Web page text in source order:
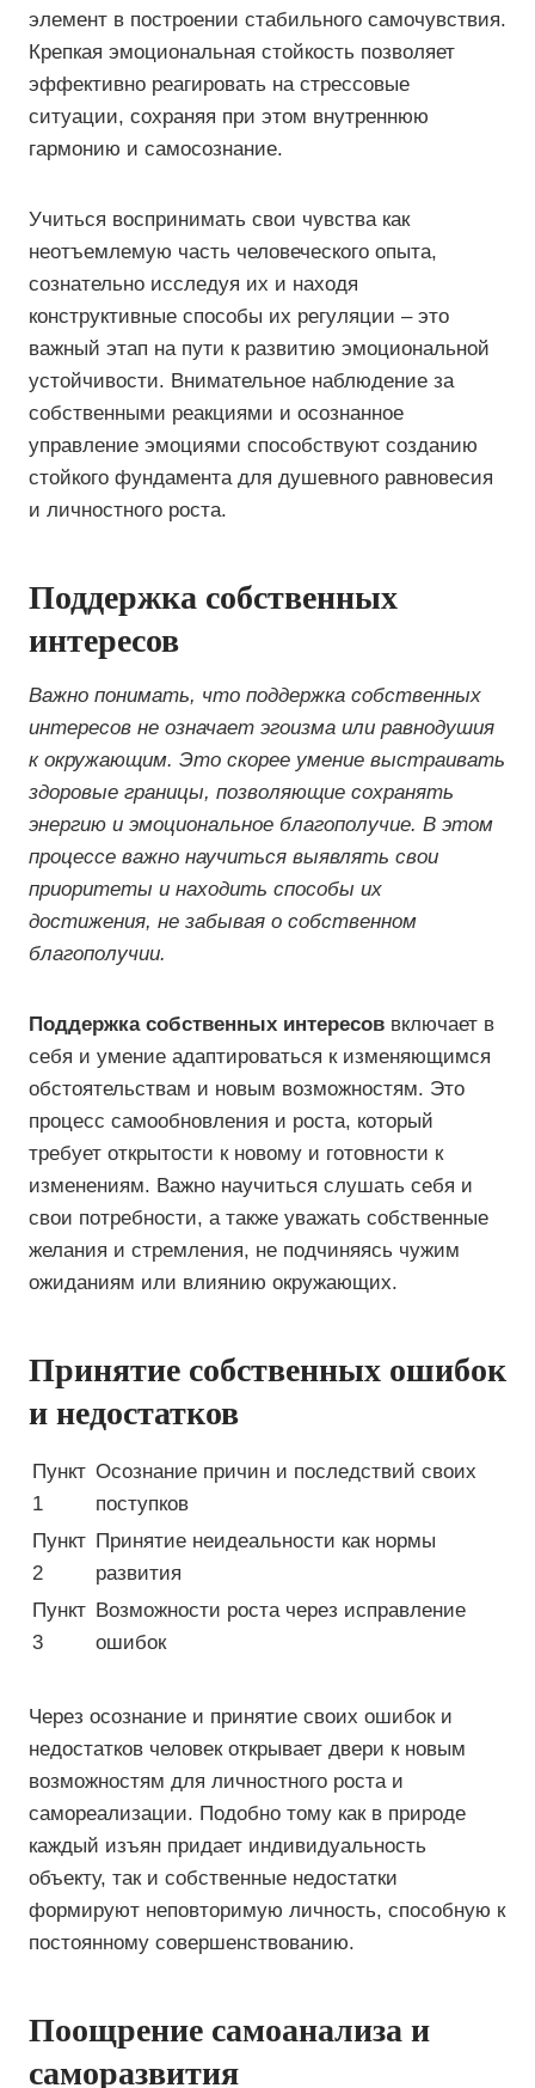
элемент в построении стабильного самочувствия.
Крепкая эмоциональная стойкость позволяет
эффективно реагировать на стрессовые
ситуации, сохраняя при этом внутреннюю
гармонию и самосознание.
Учиться воспринимать свои чувства как
неотъемлемую часть человеческого опыта,
сознательно исследуя их и находя
конструктивные способы их регуляции – это
важный этап на пути к развитию эмоциональной
устойчивости. Внимательное наблюдение за
собственными реакциями и осознанное
управление эмоциями способствуют созданию
стойкого фундамента для душевного равновесия
и личностного роста.
Поддержка собственных
интересов
Важно понимать, что поддержка собственных
интересов не означает эгоизма или равнодушия
к окружающим. Это скорее умение выстраивать
здоровые границы, позволяющие сохранять
энергию и эмоциональное благополучие. В этом
процессе важно научиться выявлять свои
приоритеты и находить способы их
достижения, не забывая о собственном
благополучии.
Поддержка собственных интересов включает в
себя и умение адаптироваться к изменяющимся
обстоятельствам и новым возможностям. Это
процесс самообновления и роста, который
требует открытости к новому и готовности к
изменениям. Важно научиться слушать себя и
свои потребности, а также уважать собственные
желания и стремления, не подчиняясь чужим
ожиданиям или влиянию окружающих.
Принятие собственных ошибок
и недостатков
Пункт
1
Осознание причин и последствий своих
поступков
Пункт
2
Принятие неидеальности как нормы
развития
Пункт
3
Возможности роста через исправление
ошибок
Через осознание и принятие своих ошибок и
недостатков человек открывает двери к новым
возможностям для личностного роста и
самореализации. Подобно тому как в природе
каждый изъян придает индивидуальность
объекту, так и собственные недостатки
формируют неповторимую личность, способную к
постоянному совершенствованию.
Поощрение самоанализа и
саморазвития